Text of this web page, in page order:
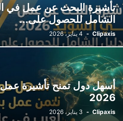
الشامل للحصول على...
Clipaxis
- 4 يناير، 2026
أسهل دول تمنح تأشيرة
2026
Clipaxis
- 3 يناير، 2026